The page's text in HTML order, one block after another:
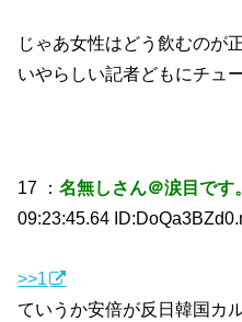
じゃあ女性はどう飲むのが
いやらしい記者どもにチュ
17 ：名無しさん＠涙目です。
09:23:45.64
>>1
ていうか安倍が反日韓国カ